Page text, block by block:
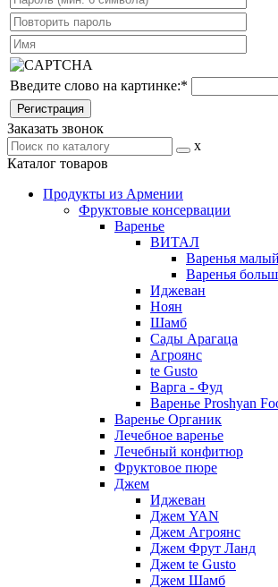
Введите слово на картинке:*
Заказать звонок
x
Каталог товаров
Продукты из Армении
Фруктовые консервации
Варенье
ВИТАЛ
Варенья
Варенья
Иджеван
Ноян
Шамб
Сады Арагаца
Агроянс
te Gusto
Варга - Фуд
Варенье Proshyan
Варенье Органик
Лечебное варенье
Лечебный конфитюр
Фруктовое пюре
Джем
Иджеван
Джем YAN
Джем Агроянс
Джем Фрут Ланд
Джем te Gusto
Джем Шамб